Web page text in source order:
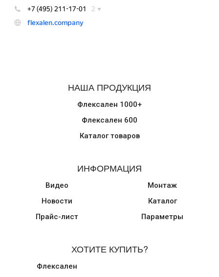
НАША ПРОДУКЦИЯ
Флексален 1000+
Флексален 600
Каталог товаров
ИНФОРМАЦИЯ
Видео
Новости
Прайс-лист
Монтаж
Каталог
Параметры
ХОТИТЕ КУПИТЬ?
Флексален